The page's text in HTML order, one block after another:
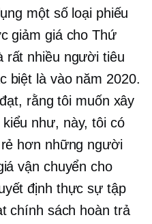
một số loại phiếu
giảm giá cho Thứ
rất nhiều người tiêu
biệt là vào năm 2020.
rằng tôi muốn xây
như, này, tôi có
hơn những người
vận chuyển cho
định thực sự tập
chính sách hoàn trả